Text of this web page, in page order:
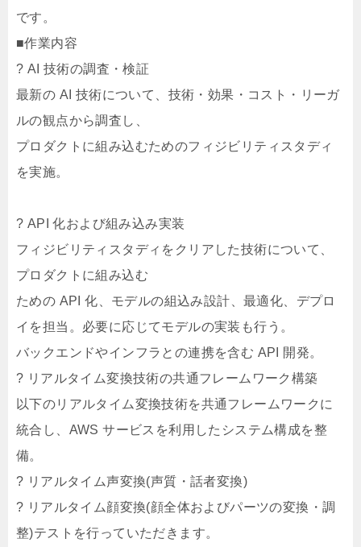
です。
■作業内容
? AI 技術の調査・検証
最新の AI 技術について、技術・効果・コスト・リーガ
ルの観点から調査し、
プロダクトに組み込むためのフィジビリティスタディ
を実施。
? API 化および組み込み実装
フィジビリティスタディをクリアした技術について、
プロダクトに組み込む
ための API 化、モデルの組込み設計、最適化、デプロ
イを担当。必要に応じてモデルの実装も行う。
バックエンドやインフラとの連携を含む API 開発。
? リアルタイム変換技術の共通フレームワーク構築
以下のリアルタイム変換技術を共通フレームワークに
統合し、AWS サービスを利用したシステム構成を整
備。
? リアルタイム声変換(声質・話者変換)
? リアルタイム顔変換(顔全体およびパーツの変換・調
整)テストを行っていただきます。